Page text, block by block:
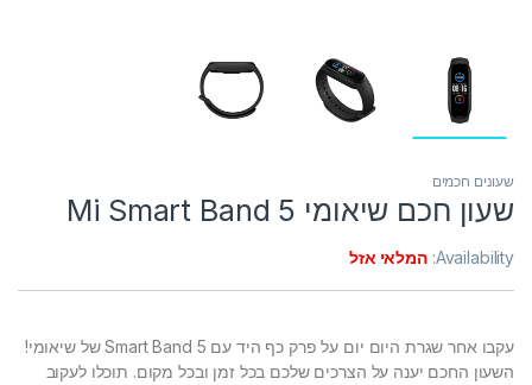
שעונים חכמים
שעון חכם שיאומי Mi Smart Band 5
Availability: המלאי אזל
עקבו אחר שגרת היום יום על פרק כף היד עם Smart Band 5 של שיאומי!
השעון החכם יענה על הצרכים שלכם בכל זמן ובכל מקום. תוכלו לעקוב